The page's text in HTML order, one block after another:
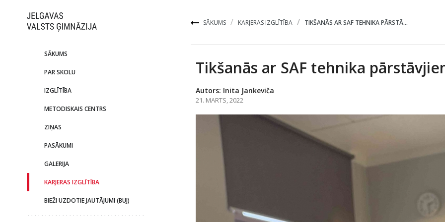
SĀKUMS KARJERAS IZGLĪTĪBA TIKŠANĀS AR SAF TEHNIKA PĀRSTĀ...
SĀKUMS
PAR SKOLU
IZGLĪTĪBA
METODISKAIS CENTRS
ZIŅAS
PASĀKUMI
GALERIJA
KARJERAS IZGLĪTĪBA
BIEŽI UZDOTIE JAUTĀJUMI (BUJ)
Tikšanās ar SAF tehnika
Autors: Inita Jankeviča
21. MARTS, 2022